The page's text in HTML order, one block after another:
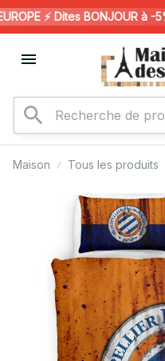
⚡️ Dites BONJOUR à -
Maison Tous les produits